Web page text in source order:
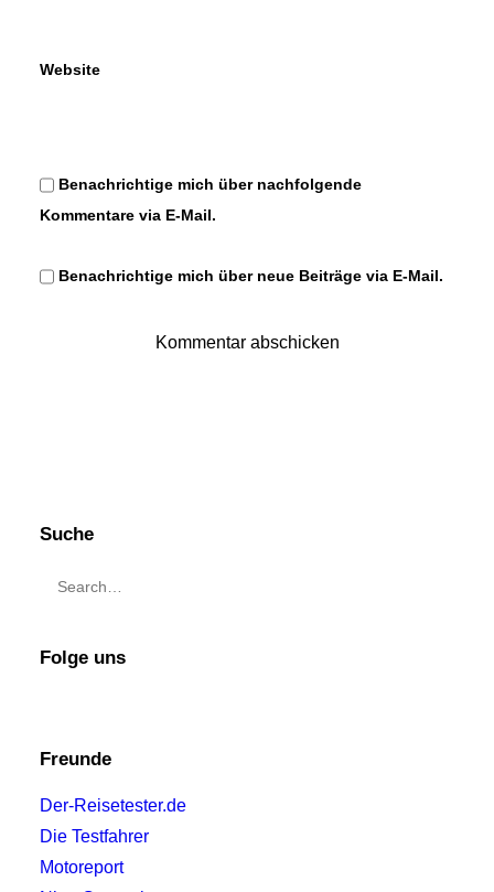
Website
Benachrichtige mich über nachfolgende
Kommentare via E-Mail.
Benachrichtige mich über neue Beiträge via E-Mail.
Suche
Folge uns
Freunde
Der-Reisetester.de
Die Testfahrer
Motoreport